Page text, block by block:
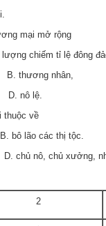
mại mở rộng
chiếm tỉ lệ đông
nhân,
lệ.
thuộc về
các thị tộc.
xưởng, nhà
2